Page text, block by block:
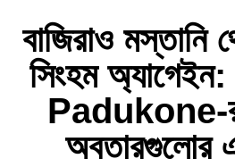
বাজিরাও মস্তানি
সিংহম
Padukone-
অবতারগুলোর